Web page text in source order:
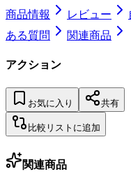
商品情報 レビュー
ある質問
関連商品
アクション
お気に入り 共有
比較リストに追加
関連商品